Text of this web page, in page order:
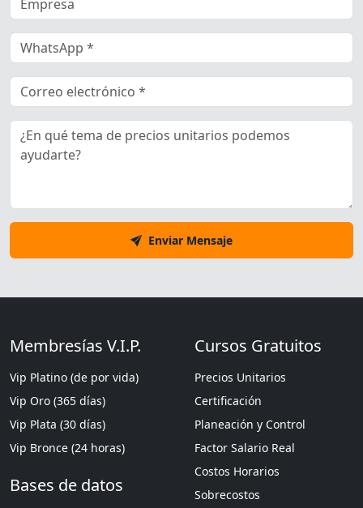
Enviar Mensaje
Membresías V.I.P.
Vip Platino (de por vida)
Vip Oro (365 días)
Vip Plata (30 días)
Vip Bronce (24 horas)
Bases de datos
Cursos Gratuitos
Precios Unitarios
Certificación
Planeación y Control
Factor Salario Real
Costos Horarios
Sobrecostos